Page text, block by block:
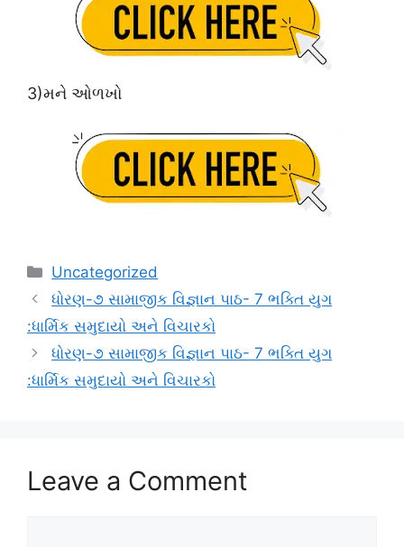
3)મને ઓળખો
Categories
Uncategorized
ધોરણ-૭ સામાજીક વિજ્ઞાન પાઠ- 7 ભક્તિ યુગ
:ધાર્મિક સમુદાયો અને વિચારકો
ધોરણ-૭ સામાજીક વિજ્ઞાન પાઠ- 7 ભક્તિ યુગ
:ધાર્મિક સમુદાયો અને વિચારકો
Leave a Comment